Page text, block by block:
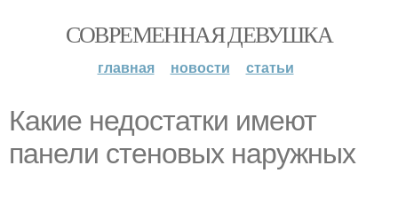
СОВРЕМЕННАЯ ДЕВУШКА
главная новости статьи
Какие недостатки имеют
панели стеновых наружных